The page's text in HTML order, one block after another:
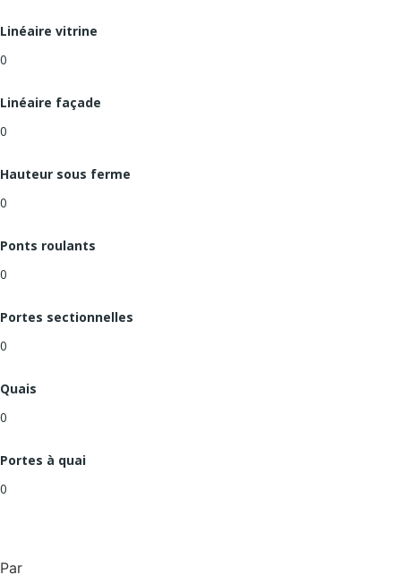
Linéaire vitrine
0
Linéaire façade
0
Hauteur sous ferme
0
Ponts roulants
0
Portes sectionnelles
0
Quais
0
Portes à quai
0
Par